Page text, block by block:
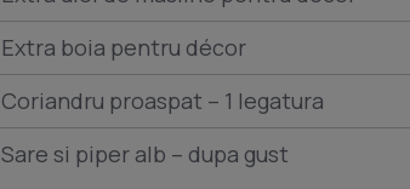
Extra boia pentru décor
Coriandru proaspat – 1 legatura
Sare si piper alb – dupa gust